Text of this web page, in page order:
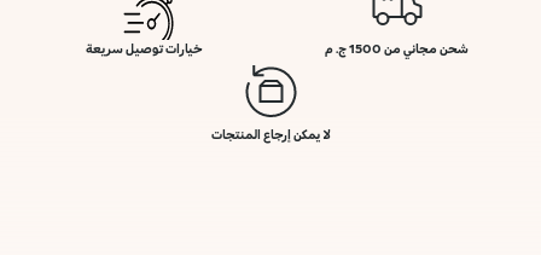
شحن مجاني من 1500 ج. م خيارات توصيل سريعة
لا يمكن إرجاع المنتجات